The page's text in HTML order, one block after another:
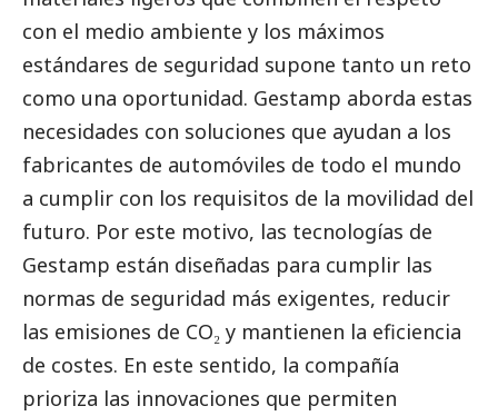
con el medio ambiente y los máximos
estándares de seguridad supone tanto un reto
como una oportunidad. Gestamp aborda estas
necesidades con soluciones que ayudan a los
fabricantes de automóviles de todo el mundo
a cumplir con los requisitos de la movilidad del
futuro. Por este motivo, las tecnologías de
Gestamp están diseñadas para cumplir las
normas de seguridad más exigentes, reducir
las emisiones de CO₂ y mantienen la eficiencia
de costes. En este sentido, la compañía
prioriza las innovaciones que permiten